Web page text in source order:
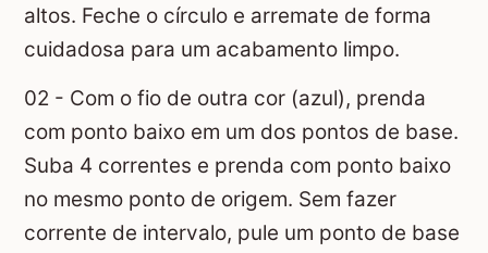
altos. Feche o círculo e arremate de forma
cuidadosa para um acabamento limpo.
02 - Com o fio de outra cor (azul), prenda
com ponto baixo em um dos pontos de base.
Suba 4 correntes e prenda com ponto baixo
no mesmo ponto de origem. Sem fazer
corrente de intervalo, pule um ponto de base